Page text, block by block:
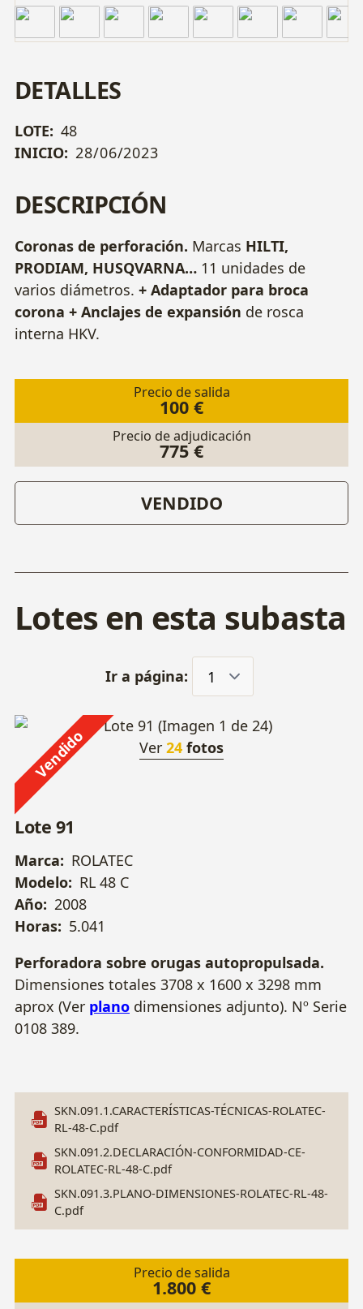
DETALLES
LOTE: 48
INICIO: 28/06/2023
DESCRIPCIÓN
Coronas de perforación. Marcas HILTI,
PRODIAM, HUSQVARNA… 11 unidades de
varios diámetros. + Adaptador para broca
corona + Anclajes de expansión de rosca
interna HKV.
Precio de salida
100 €
Precio de adjudicación
775 €
VENDIDO
Lotes en esta subasta
Ir a página:
Vendido Ver 24 fotos
Lote 91
Marca: ROLATEC
Modelo: RL 48 C
Año: 2008
Horas: 5.041
Perforadora sobre orugas autopropulsada.
Dimensiones totales 3708 x 1600 x 3298 mm
aprox (Ver plano dimensiones adjunto). Nº Serie
0108 389.
SKN.091.1.CARACTERÍSTICAS-TÉCNICAS-ROLATEC-
RL-48-C.pdf
SKN.091.2.DECLARACIÓN-CONFORMIDAD-CE-
ROLATEC-RL-48-C.pdf
SKN.091.3.PLANO-DIMENSIONES-ROLATEC-RL-48-
C.pdf
Precio de salida
1.800 €